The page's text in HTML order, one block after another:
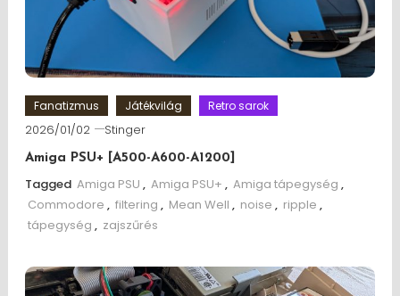
Fanatizmus Játékvilág Retro sarok
2026/01/02 Stinger
Amiga PSU+ [A500-A600-A1200]
Tagged Amiga PSU , Amiga PSU+ , Amiga tápegység ,
Commodore , filtering , Mean Well , noise , ripple ,
tápegység , zajszűrés